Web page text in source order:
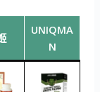
UNIQMA
N